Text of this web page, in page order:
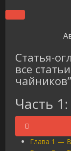
Статья-
все
Часть
Глава 1 —